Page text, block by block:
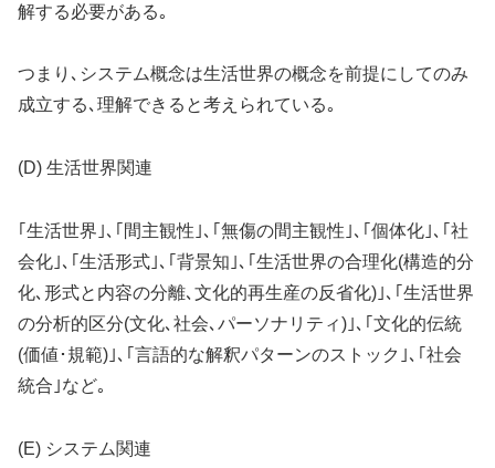
解する必要がある｡
つまり､システム概念は生活世界の概念を前提にしてのみ
成立する､理解できると考えられている｡
(D) 生活世界関連
｢生活世界｣､｢間主観性｣､｢無傷の間主観性｣､｢個体化｣､｢社
会化｣､｢生活形式｣､｢背景知｣､｢生活世界の合理化(構造的分
化､形式と内容の分離､文化的再生産の反省化)｣､｢生活世界
の分析的区分(文化､社会､パーソナリティ)｣､｢文化的伝統
(価値･規範)｣､｢言語的な解釈パターンのストック｣､｢社会
統合｣など｡
(E) システム関連